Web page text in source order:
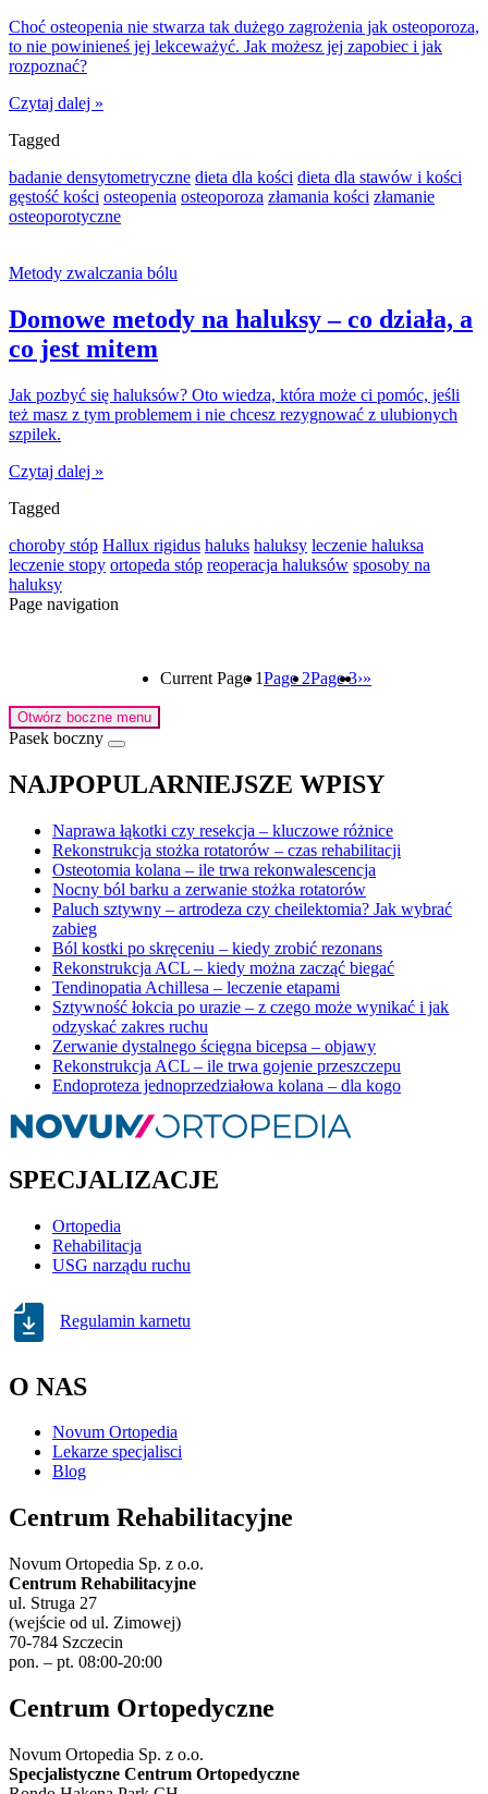
Choć osteopenia nie stwarza tak dużego zagrożenia jak osteoporoza,
to nie powinieneś jej lekceważyć. Jak możesz jej zapobiec i jak
rozpoznać?
Czytaj dalej »
Tagged
badanie densytometryczne dieta dla kości dieta dla stawów i kości
gęstość kości osteopenia osteoporoza złamania kości złamanie
osteoporotyczne
Metody zwalczania bólu
Domowe metody na haluksy – co działa, a
co jest mitem
Jak pozbyć się haluksów? Oto wiedza, która może ci pomóc, jeśli
też masz z tym problemem i nie chcesz rezygnować z ulubionych
szpilek.
Czytaj dalej »
Tagged
choroby stóp Hallux rigidus haluks haluksy leczenie haluksa
leczenie stopy ortopeda stóp reoperacja haluksów sposoby na
haluksy
Page navigation
Current Page 1Page 2Page3›»
Otwórz boczne menu
Pasek boczny
NAJPOPULARNIEJSZE WPISY
Naprawa łąkotki czy resekcja – kluczowe różnice
Rekonstrukcja stożka rotatorów – czas rehabilitacji
Osteotomia kolana – ile trwa rekonwalescencja
Nocny ból barku a zerwanie stożka rotatorów
Paluch sztywny – artrodeza czy cheilektomia? Jak wybrać
zabieg
Ból kostki po skręceniu – kiedy zrobić rezonans
Rekonstrukcja ACL – kiedy można zacząć biegać
Tendinopatia Achillesa – leczenie etapami
Sztywność łokcia po urazie – z czego może wynikać i jak
odzyskać zakres ruchu
Zerwanie dystalnego ścięgna bicepsa – objawy
Rekonstrukcja ACL – ile trwa gojenie przeszczepu
Endoproteza jednoprzedziałowa kolana – dla kogo
SPECJALIZACJE
Ortopedia
Rehabilitacja
USG narządu ruchu
Regulamin karnetu
O NAS
Novum Ortopedia
Lekarze specjalisci
Blog
Centrum Rehabilitacyjne
Novum Ortopedia Sp. z o.o.
Centrum Rehabilitacyjne
ul. Struga 27
(wejście od ul. Zimowej)
70-784 Szczecin
pon. – pt. 08:00-20:00
Centrum Ortopedyczne
Novum Ortopedia Sp. z o.o.
Specjalistyczne Centrum Ortopedyczne